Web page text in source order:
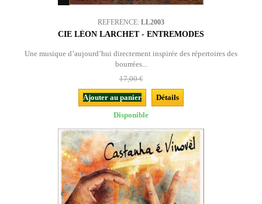
REFERENCE: LL2003
CIE LÉON LARCHET - ENTREMODES
Une musique d’aujourd’hui directement inspirée des répertoires des
bourrées...
17,00 €
Ajouter au panier
Détails
Disponible